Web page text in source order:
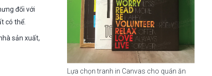
đối với
có thể.
sản xuất,
Lựa chọn tranh in Canvas cho quán ăn